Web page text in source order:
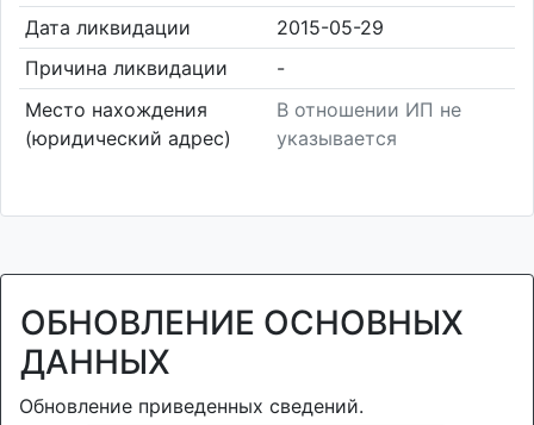
Дата ликвидации
2015-05-29
Причина ликвидации
-
Место нахождения
(юридический адрес)
В отношении ИП не
указывается
ОБНОВЛЕНИЕ ОСНОВНЫХ
ДАННЫХ
Обновление приведенных сведений.